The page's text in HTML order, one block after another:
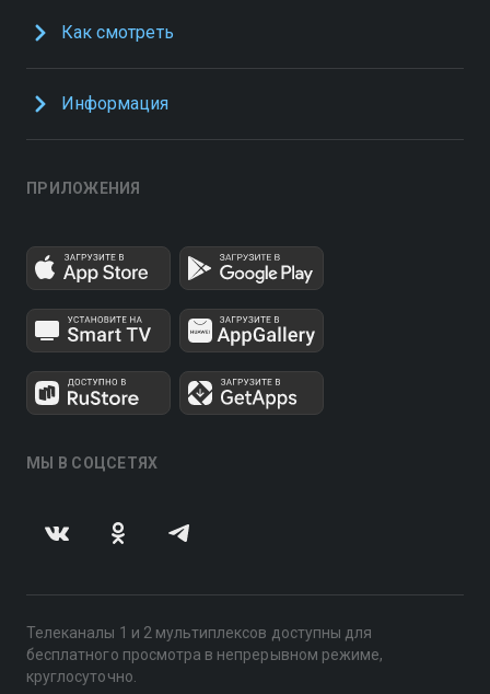
Как смотреть
Информация
ПРИЛОЖЕНИЯ
МЫ В СОЦСЕТЯХ
Телеканалы 1 и 2 мультиплексов доступны для
бесплатного просмотра в непрерывном режиме,
круглосуточно.